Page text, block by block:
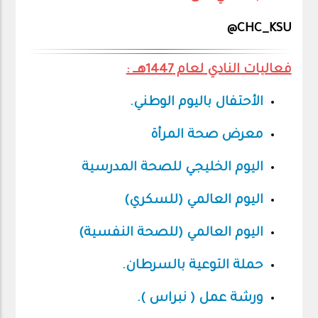
CHC_KSU@
فعاليات النادي لعام 1447هــ :
الأحتفال باليوم الوطني.
معرض صحة المرأة
اليوم الخليجي للصحة المدرسية
اليوم العالمي (للسكري)
اليوم العالمي (للصحة النفسية)
حملة التوعية بالسرطان.
ورشة عمل ( نبراس ).